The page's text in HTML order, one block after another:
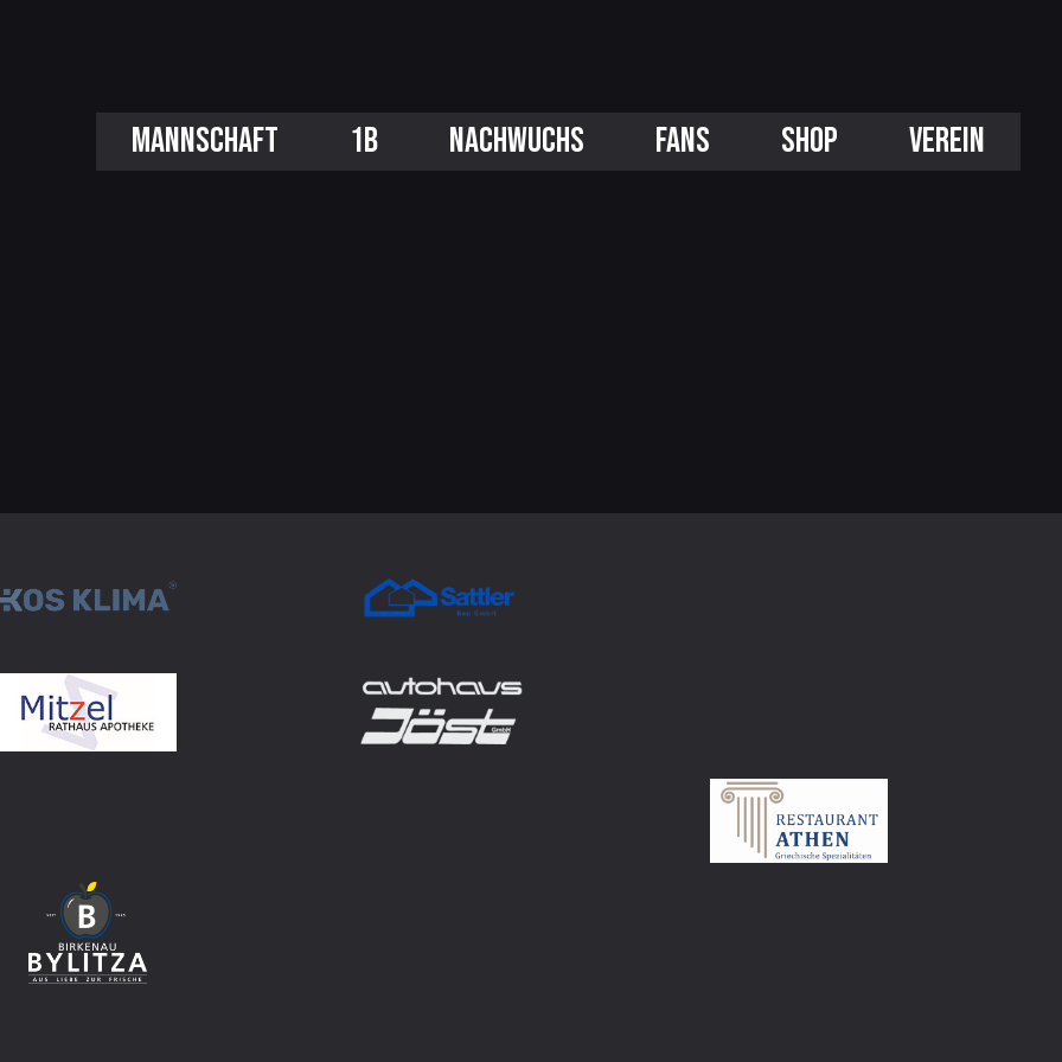
MANNSCHAFT 1B NACHWUCHS FANS SHOP VEREIN